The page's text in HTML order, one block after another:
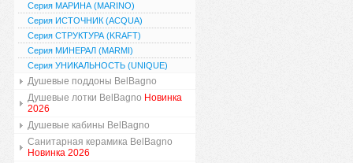
Серия МАРИНА (MARINO)
Серия ИСТОЧНИК (ACQUA)
Серия СТРУКТУРА (KRAFT)
Серия МИНЕРАЛ (MARMI)
Серия УНИКАЛЬНОСТЬ (UNIQUE)
Душевые поддоны BelBagno
Душевые лотки BelBagno Новинка
2026
Душевые кабины BelBagno
Санитарная керамика BelBagno
Новинка 2026